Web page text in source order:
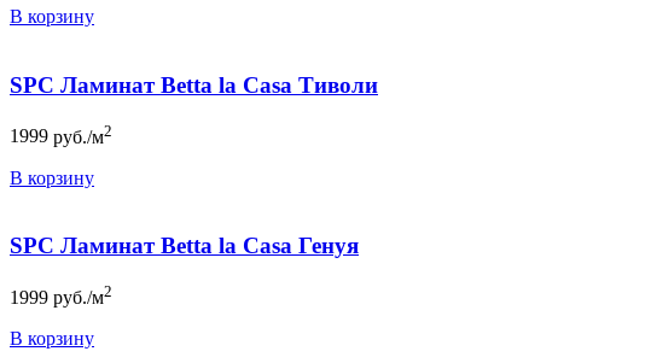
В корзину
SPC Ламинат Betta la Casa Тиволи
1999 руб./м2
В корзину
SPC Ламинат Betta la Casa Генуя
1999 руб./м2
В корзину